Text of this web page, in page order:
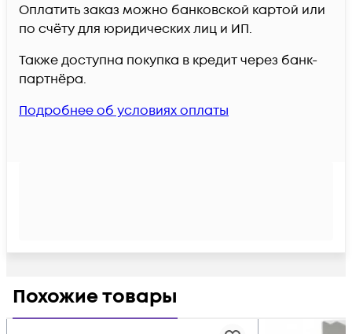
Оплатить заказ можно банковской картой или
по счёту для юридических лиц и ИП.
Также доступна покупка в кредит через банк-
партнёра.
Подробнее об условиях оплаты
Похожие товары